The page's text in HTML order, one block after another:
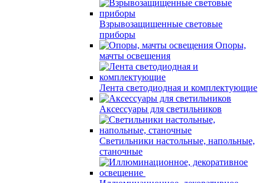
Взрывозащищенные световые
приборы
Опоры,
мачты освещения
Лента светодиодная и комплектующие
Аксессуары для светильников
Светильники настольные, напольные,
станочные